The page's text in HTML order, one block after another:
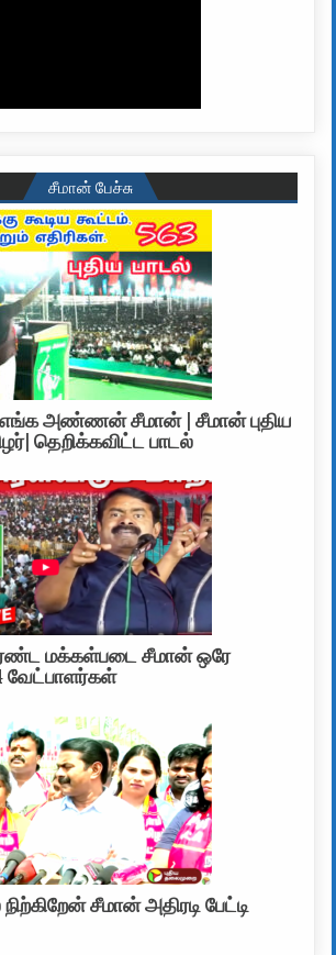
சீமான் பேச்சு
எங்க அண்ணன் சீமான் | சீமான் புதிய
தெறிக்கவிட்ட பாடல்
மக்கள்படை சீமான் ஒரே
வேட்பாளர்கள்
சீமான் அதிரடி பேட்டி